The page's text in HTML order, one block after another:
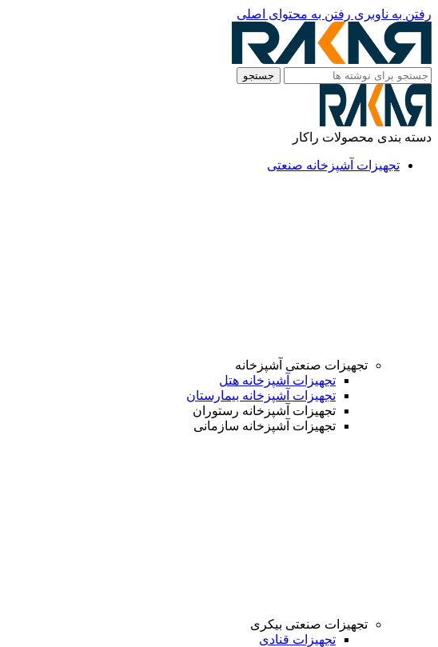
رفتن به ناوبری رفتن به محتوای اصلی
جستجو
دسته بندی محصولات راکار
تجهیزات آشپزخانه صنعتی
تجهیزات صنعتی آشپزخانه
تجهیزات آشپزخانه هتل
تجهیزات آشپزخانه بیمارستان
تجهیزات آشپزخانه رستوران
تجهیزات آشپزخانه سازمانی
تجهیزات صنعتی بیکری
تجهیزات قنادی